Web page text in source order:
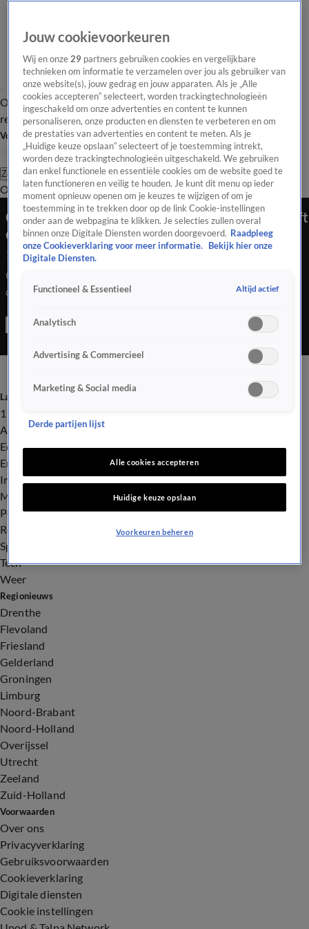
Overzicht Laatste nieuws Regionieuws Het beste van Hart
Tip de
redactie
Volg Hart van Nederland
Zoeken
OverzichtRegioUitzendingenWeerTip de redactiePanelVideo's
Geen mini-bieb maar energiekastje: Brenda geeft
energiebesparende spullen
13 mei 2025, 21:57
Ontdek hoe Brenda uit Dieren energiebesparende spullen
deelt via energiekastjes om energiearmoede te bestrijden.
Laatste nieuws
112
Advies & Tips
Economie
Entertainment
Infrastructuur
Milieu en Gezondheid
Politiek
Royalty
Sport
Tech
Weer
Regionieuws
Drenthe
Flevoland
Friesland
Gelderland
Groningen
Limburg
Noord-Brabant
Noord-Holland
Overijssel
Utrecht
Zeeland
Zuid-Holland
Voorwaarden
Over ons
Privacyverklaring
Gebruiksvoorwaarden
Cookieverklaring
Digitale diensten
Cookie instellingen
Jouw cookievoorkeuren
Wij en onze29 partners gebruiken cookies en vergelijkbare
technieken om informatie te verzamelen over jou als gebruiker van
onze website(s), jouw gedrag en jouw apparaten. Als je „Alle
cookies accepteren” selecteert, worden trackingtechnologieën
ingeschakeld om onze advertenties en content te kunnen
personaliseren, onze producten en diensten te verbeteren en om
de prestaties van advertenties en content te meten. Als je
„Huidige keuze opslaan” selecteert of je toestemming intrekt,
worden deze trackingtechnologieën uitgeschakeld. We gebruiken
dan enkel functionele en essentiële cookies om de website goed te
laten functioneren en veilig te houden. Je kunt dit menu op ieder
moment opnieuw openen om je keuzes te wijzigen of om je
toestemming in te trekken door op de link Cookie-instellingen
onder aan de webpagina te klikken. Je selecties zullen overal
binnen onze Digitale Diensten worden doorgevoerd. Raadpleeg
onze Cookieverklaring voor meer informatie.
Bekijk hier onze
Digitale Diensten.
Functioneel & Essentieel Altijd actief
Analytisch
Advertising & Commercieel
Marketing & Social media
Derde partijen lijst
Alle cookies accepteren
Huidige keuze opslaan
Voorkeuren beheren